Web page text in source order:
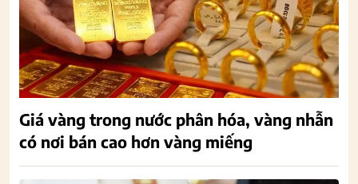
Giá vàng trong nước phân hóa, vàng nhẫn
có nơi bán cao hơn vàng miếng